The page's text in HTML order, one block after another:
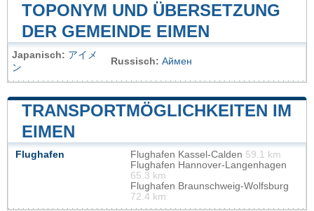
TOPONYM UND ÜBERSETZUNG
DER GEMEINDE EIMEN
Japanisch: アイメ
ン
Russisch: Аймен
TRANSPORTMÖGLICHKEITEN IM
EIMEN
Flughafen Flughafen Kassel-Calden 59.1 km
Flughafen Hannover-Langenhagen
65.3 km
Flughafen Braunschweig-Wolfsburg
72.4 km